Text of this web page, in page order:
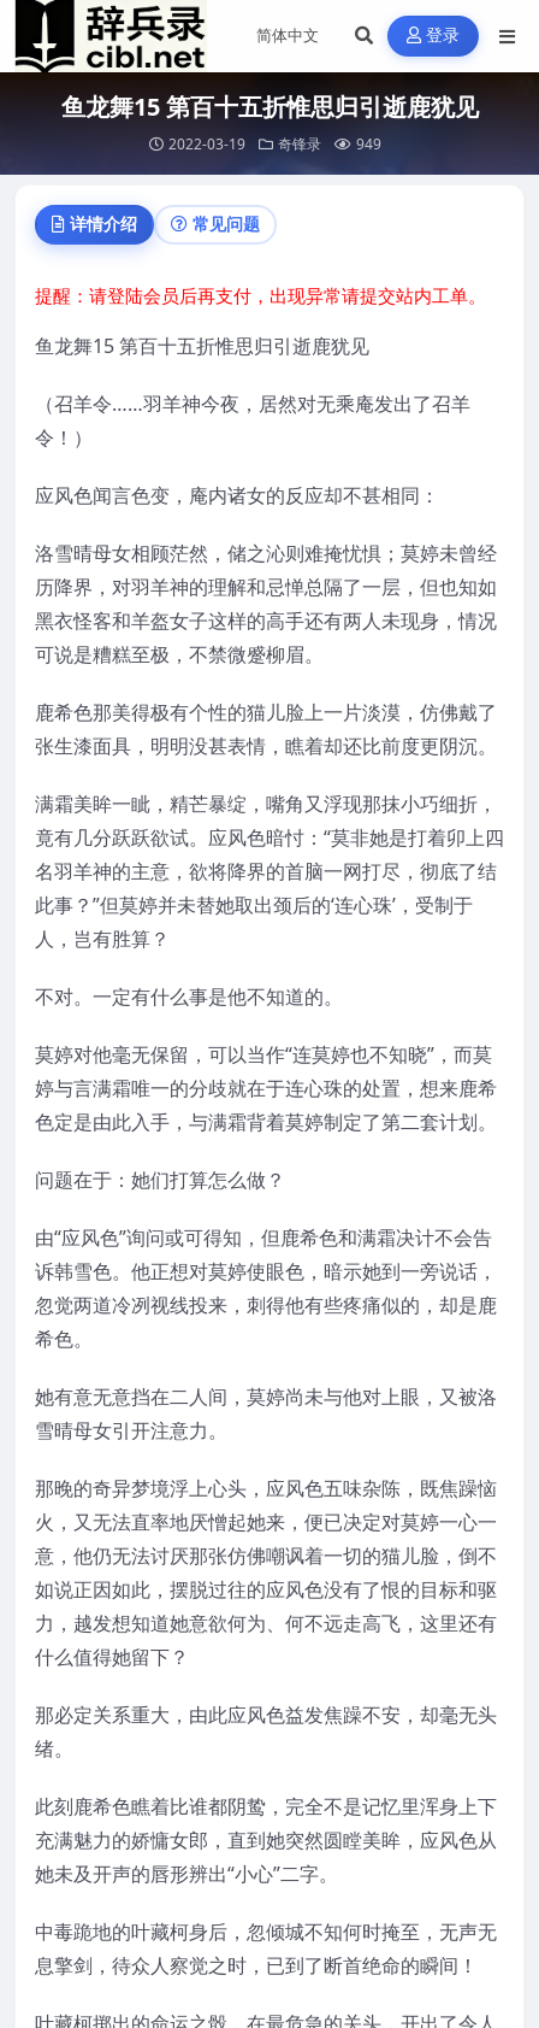
登录
鱼龙舞15 第百十五折惟思归引逝鹿犹见
2022-03-19 奇锋录 949
详情介绍 常见问题
提醒：请登陆会员后再支付，出现异常请提交站内工单。
鱼龙舞15 第百十五折惟思归引逝鹿犹见
（召羊令……羽羊神今夜，居然对无乘庵发出了召羊
令！）
应风色闻言色变，庵内诸女的反应却不甚相同：
洛雪晴母女相顾茫然，储之沁则难掩忧惧；莫婷未曾经
历降界，对羽羊神的理解和忌惮总隔了一层，但也知如
黑衣怪客和羊盔女子这样的高手还有两人未现身，情况
可说是糟糕至极，不禁微蹙柳眉。
鹿希色那美得极有个性的猫儿脸上一片淡漠，仿佛戴了
张生漆面具，明明没甚表情，瞧着却还比前度更阴沉。
满霜美眸一眦，精芒暴绽，嘴角又浮现那抹小巧细折，
竟有几分跃跃欲试。应风色暗忖：“莫非她是打着卯上四
名羽羊神的主意，欲将降界的首脑一网打尽，彻底了结
此事？”但莫婷并未替她取出颈后的‘连心珠’，受制于
人，岂有胜算？
不对。一定有什么事是他不知道的。
莫婷对他毫无保留，可以当作“连莫婷也不知晓”，而莫
婷与言满霜唯一的分歧就在于连心珠的处置，想来鹿希
色定是由此入手，与满霜背着莫婷制定了第二套计划。
问题在于：她们打算怎么做？
由“应风色”询问或可得知，但鹿希色和满霜决计不会告
诉韩雪色。他正想对莫婷使眼色，暗示她到一旁说话，
忽觉两道冷冽视线投来，刺得他有些疼痛似的，却是鹿
希色。
她有意无意挡在二人间，莫婷尚未与他对上眼，又被洛
雪晴母女引开注意力。
那晚的奇异梦境浮上心头，应风色五味杂陈，既焦躁恼
火，又无法直率地厌憎起她来，便已决定对莫婷一心一
意，他仍无法讨厌那张仿佛嘲讽着一切的猫儿脸，倒不
如说正因如此，摆脱过往的应风色没有了恨的目标和驱
力，越发想知道她意欲何为、何不远走高飞，这里还有
什么值得她留下？
那必定关系重大，由此应风色益发焦躁不安，却毫无头
绪。
此刻鹿希色瞧着比谁都阴鸷，完全不是记忆里浑身上下
充满魅力的娇慵女郎，直到她突然圆瞠美眸，应风色从
她未及开声的唇形辨出“小心”二字。
中毒跪地的叶藏柯身后，忽倾城不知何时掩至，无声无
息擎剑，待众人察觉之时，已到了断首绝命的瞬间！